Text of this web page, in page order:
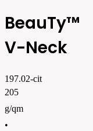
BeauTy™
V-Neck
197.02-cit
205
g/qm
•